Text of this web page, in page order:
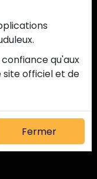
qu'aux
officiel et de
Fermer